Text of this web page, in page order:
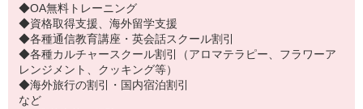
◆OA無料トレーニング
◆資格取得支援、海外留学支援
◆各種通信教育講座・英会話スクール割引
◆各種カルチャースクール割引（アロマテラピー、フラワーア
レンジメント、クッキング等）
◆海外旅行の割引・国内宿泊割引
など